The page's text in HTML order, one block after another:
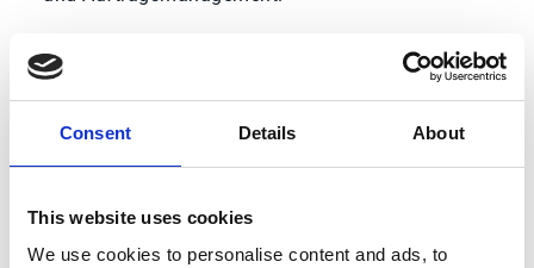
Consent Details About
This website uses cookies
We use cookies to personalise content and ads, to
Zentrale Ergebnisse
Unter eine Stunde
12-24 Stunden